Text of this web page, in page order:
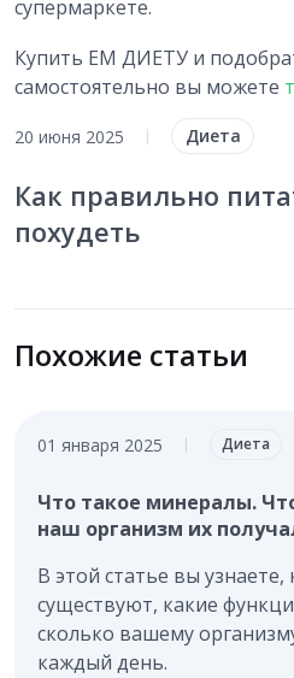
супермаркете.
Купить ЕМ ДИЕТУ и
самостоятельно вы можете
20 июня 2025 | Диета
Как правильно
похудеть
Похожие статьи
01 января 2025 | Диета
Что такое минералы.
наш организм их
В этой статье вы
существуют, какие
сколько вашему
каждый день.